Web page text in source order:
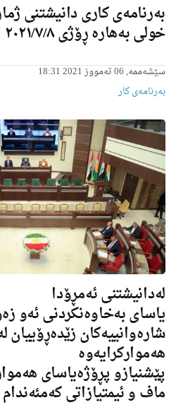
خولى به‌هاره‌ ڕۆژی ٢٠٢١/٧/٨
سێشەممە, 06 تەمووز 2021 18:31
بەرنامەی کار
له‌دانیشتنی ئه‌مڕۆدا
یاسای بەخاوەنكردنی ئەو
شارەوانییەكان زێدەڕۆییان
هه‌مواركرایه‌وه‌
پێشنیازو پڕۆژەیاسای
ماف و ئیمتیازاتی